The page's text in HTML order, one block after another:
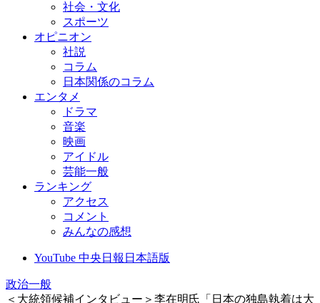
社会・文化
スポーツ
オピニオン
社説
コラム
日本関係のコラム
エンタメ
ドラマ
音楽
映画
アイドル
芸能一般
ランキング
アクセス
コメント
みんなの感想
YouTube 中央日報日本語版
政治一般
＜大統領候補インタビュー＞李在明氏「日本の独島執着は大